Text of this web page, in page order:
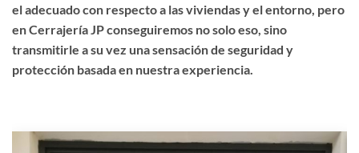
el adecuado con respecto a las viviendas y el entorno, pero
en Cerrajería JP conseguiremos no solo eso, sino
transmitirle a su vez una sensación de seguridad y
protección basada en nuestra experiencia.